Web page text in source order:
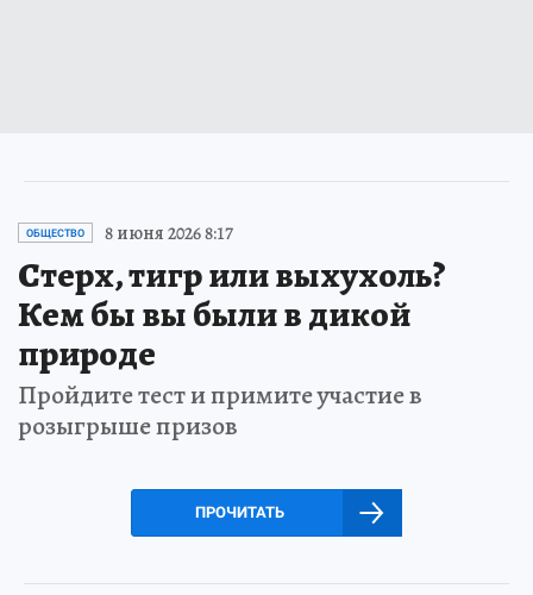
ОБЩЕСТВО 8 июня 2026 8:17
Стерх, тигр или выхухоль?
Кем бы вы были в дикой
природе
Пройдите тест и примите участие в
розыгрыше призов
ПРОЧИТАТЬ